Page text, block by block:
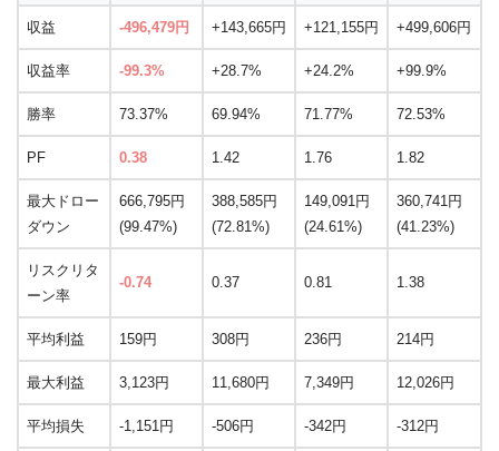
収益 -496,479円 +143,665円 +121,155円 +499,606円
収益率 -99.3% +28.7% +24.2% +99.9%
勝率 73.37% 69.94% 71.77% 72.53%
PF 0.38 1.42 1.76 1.82
最大ドロー
ダウン
666,795円
(99.47%)
388,585円
(72.81%)
149,091円
(24.61%)
360,741円
(41.23%)
リスクリタ
ーン率
-0.74 0.37 0.81 1.38
平均利益 159円 308円 236円 214円
最大利益 3,123円 11,680円 7,349円 12,026円
平均損失 -1,151円 -506円 -342円 -312円